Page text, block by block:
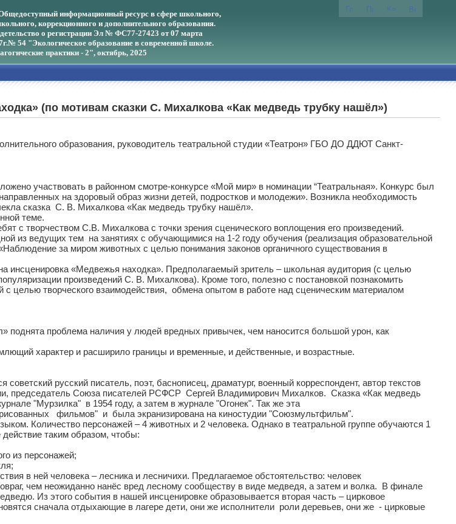
информационный ресурс в сфере школьного,
коррекционного и дополнительного образования.
о регистрации Эл № ФС77-27423 от 07 марта
№ 54 "Экологическое образование в современной школе.
практики - 2", октябрь, 2025
(по мотивам сказки С. Михалкова «Как медведь трубку нашёл»)
образования, руководитель театральной студии «Театрон» ГБО ДО ДДЮТ Санкт-
участвовать в районном смотре-конкурсе «Мой мир» в номинации “Театральная». Конкурс был
на здоровый образ жизни детей, подростков и молодежи». Возникла необходимость
сказка С. В. Михалкова «Как медведь трубку нашёл».
теме.
с творчеством С.В. Михалкова с точки зрения сценического воплощения его произведений.
из ведущих тем на занятиях с обучающимися на 1-2 году обучения (реализация образовательной
за миром животных с целью понимания законов органичного существования в
инсценировка «Медвежья находка». Предполагаемый зритель – школьная аудитория (с целью
произведений С. В. Михалкова). Кроме того, полезно с постановкой познакомить
целью творческого взаимодействия, обмена опытом в работе над сценическим материалом
проблема наличия у людей вредных привычек, чем наносится большой урон, как
характер и расширило границы и временные, и действенные, и возрастные.
русский писатель, поэт, баснописец, драматург, военный корреспондент, автор текстов
председатель Союза писателей РСФСР Сергей Владимирович Михалков. Сказка «Как медведь
"Мурзилка" в 1954 году, а затем в журнале "Огонек". Так же эта
фильмов" и была экранизирована на киностудии "Союзмультфильм".
Количество персонажей – 4 животных и 2 человека. Однако в театральной группе обучаются 1
таким образом, чтобы:
из персонажей;
в ней человека – лесника и лесничихи. Предлагаемое обстоятельство: человек
чем неожиданно нанёс вред лесному сообществу в виде медведя, а затем и волка. В финале
Из этого события в нашей инсценировке образовывается вторая часть – цирковое
сначала отдыхающие в лагере дети, они же исполнители роли деревьев, они же - цирковые